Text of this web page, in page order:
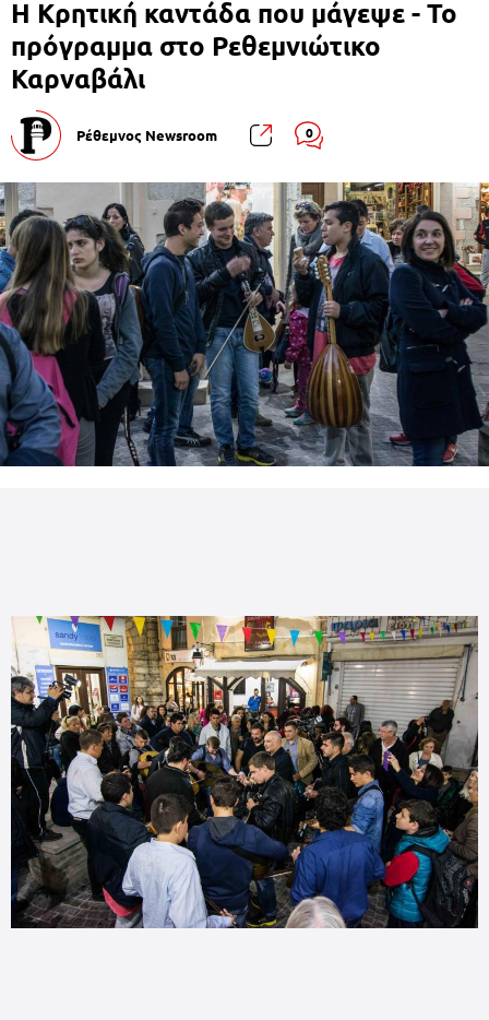
Η Κρητική καντάδα που μάγεψε - Το
πρόγραμμα στο Ρεθεμνιώτικο
Καρναβάλι
Ρέθεμνος Newsroom 0